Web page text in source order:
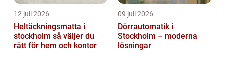
12 juli 2026
Heltäckningsmatta i
stockholm så väljer du
rätt för hem och kontor
09 juli 2026
Dörrautomatik i
Stockholm – moderna
lösningar